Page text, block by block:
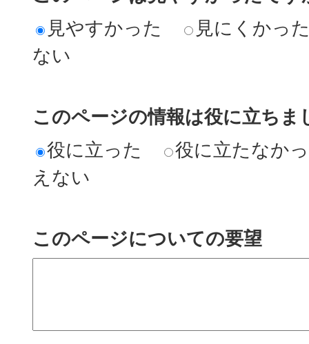
見やすかった
見にくかっ
ない
このページの情報は役に立ちま
役に立った
役に立たなか
えない
このページについての要望